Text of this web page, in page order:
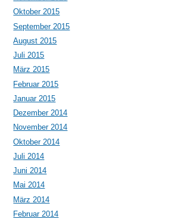
Oktober 2015
September 2015
August 2015
Juli 2015
März 2015
Februar 2015
Januar 2015
Dezember 2014
November 2014
Oktober 2014
Juli 2014
Juni 2014
Mai 2014
März 2014
Februar 2014